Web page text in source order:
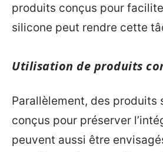
produits conçus pour
silicone peut rendre cette
Utilisation de produits
Parallèlement, des produits
conçus pour préserver
peuvent aussi être